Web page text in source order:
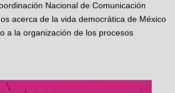
Nacional de Comunicación
acerca de la vida democrática de México
a la organización de los procesos